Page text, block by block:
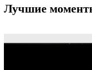
Лучшие